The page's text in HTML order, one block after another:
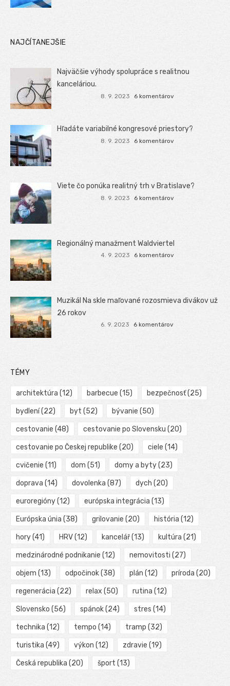
NAJČÍTANEJŠIE
Najväčšie výhody spolupráce s realitnou
kanceláriou.
8. 9. 2023 6 komentárov
Hľadáte variabilné kongresové priestory?
8. 9. 2023 6 komentárov
Viete čo ponúka realitný trh v Bratislave?
8. 9. 2023 6 komentárov
Regionálný manažment Waldviertel
4. 9. 2023 6 komentárov
Muzikál Na skle maľované rozosmieva divákov už
26 rokov
6. 9. 2023 6 komentárov
TÉMY
architektúra (12) barbecue (15) bezpečnosť(25)
bydlení(22) byt (52) bývanie (50)
cestovanie (48) cestovanie po Slovensku (20)
cestovanie po Českej republike (20) ciele (14)
cvičenie (11) dom (51) domy a byty(23)
doprava (14) dovolenka (87) dych (20)
euroregióny(12) európska integrácia (13)
Európska únia (38) grilovanie (20) história (12)
hory(41) HRV(12) kancelář(13) kultúra (21)
medzinárodné podnikanie (12) nemovitosti (27)
objem (13) odpočinok(38) plán (12) príroda (20)
regenerácia (22) relax (50) rutina (12)
Slovensko (56) spánok(24) stres (14)
technika (12) tempo (14) tramp (32)
turistika (49) výkon (12) zdravie (19)
Česká republika (20) šport (13)